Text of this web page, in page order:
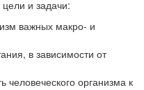
цели и задачи:
важных макро- и
в зависимости от
человеческого организма к